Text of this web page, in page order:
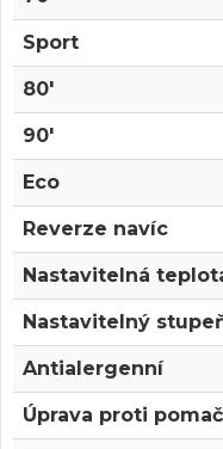
Sport
80'
90'
Eco
Reverze navíc
Nastavitelná
Nastavitelný
Antialergenní
Úprava proti